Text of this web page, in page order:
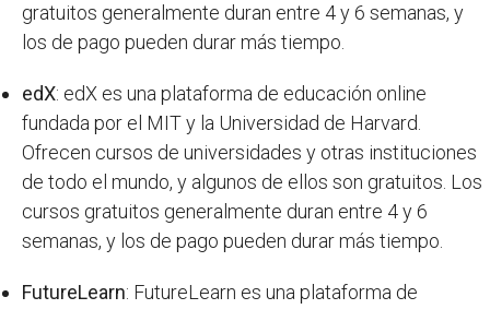
gratuitos generalmente duran entre 4 y 6 semanas, y
los de pago pueden durar más tiempo.
edX: edX es una plataforma de educación online
fundada por el MIT y la Universidad de Harvard.
Ofrecen cursos de universidades y otras instituciones
de todo el mundo, y algunos de ellos son gratuitos. Los
cursos gratuitos generalmente duran entre 4 y 6
semanas, y los de pago pueden durar más tiempo.
FutureLearn: FutureLearn es una plataforma de